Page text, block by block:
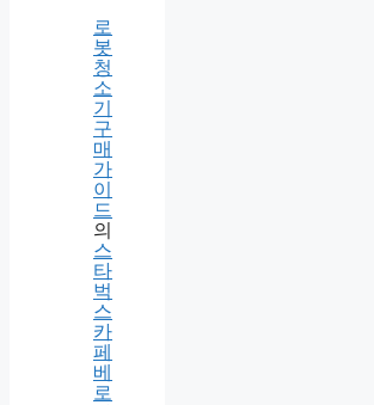
우
글
로
벌
라
이
프
로
봇
청
소
기
구
매
가
이
드
의